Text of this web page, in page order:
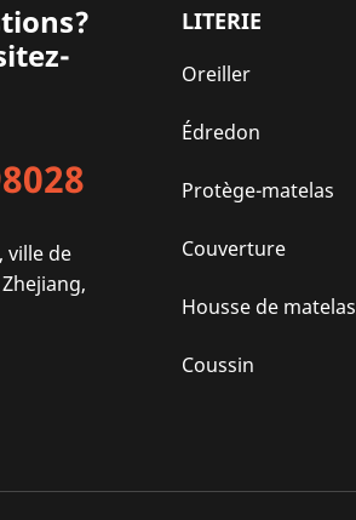
ville de
LITERIE
Oreiller
Édredon
Protège-matelas
Couverture
Housse de matelas
Coussin